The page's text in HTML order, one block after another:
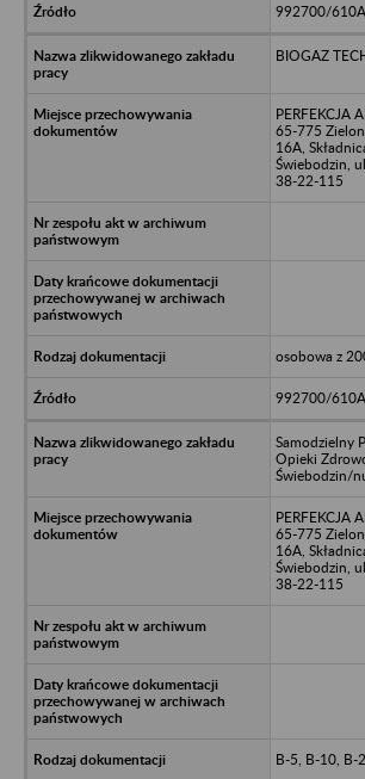
992700/
BIOGAZ
PERFEKCJA
65-775
16A,
Świebodzin,
38-22-115
osobowa z
992700/
Samodzielny
Opieki
Świebodzin/
PERFEKCJA
65-775
16A,
Świebodzin,
38-22-115
B-5, B-10, B-